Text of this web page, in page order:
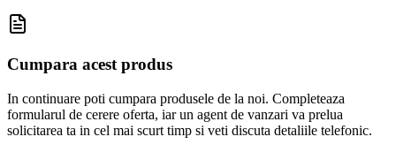
Cumpara acest produs
In continuare poti cumpara produsele de la noi. Completeaza
formularul de cerere oferta, iar un agent de vanzari va prelua
solicitarea ta in cel mai scurt timp si veti discuta detaliile telefonic.